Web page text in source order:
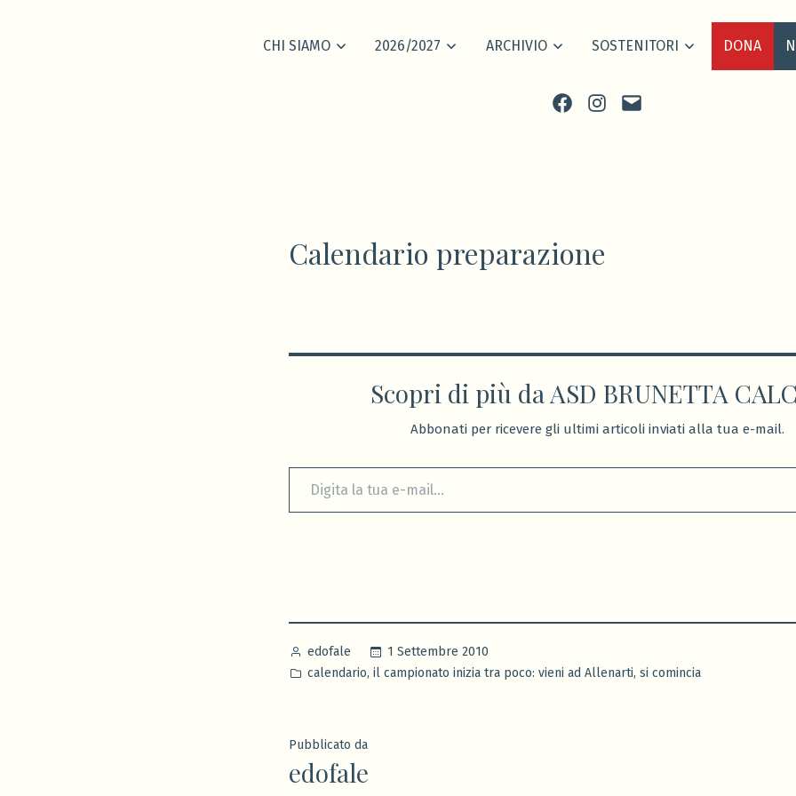
CHI SIAMO 2026/2027 ARCHIVIO SOSTENITORI DONA
FacebookInstagram
scrivi
Calendario preparazione
Scopri di più da ASD BRUNETTA
Abbonati per ricevere gli ultimi articoli inviati alla tua e-mail.
Digita la tua e-mail...
Pubblicato
da
edofale
1 Settembre 2010
Pubblicato
calendario, il campionato inizia tra poco: vieni ad Allenarti, si comincia
Pubblicato da
edofale